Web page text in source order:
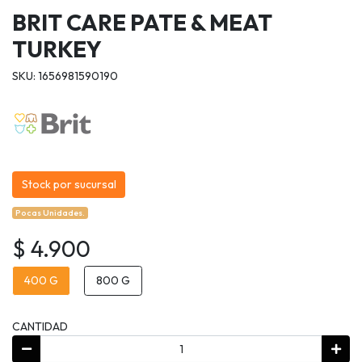
BRIT CARE PATE & MEAT
TURKEY
SKU: 1656981590190
Stock por sucursal
Pocas Unidades.
$ 4.900
400 G 800 G
CANTIDAD